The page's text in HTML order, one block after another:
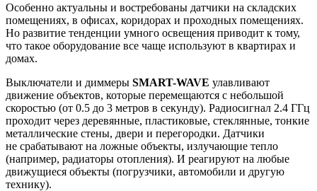
Особенно актуальны и востребованы датчики на складских
помещениях, в офисах, коридорах и проходных помещениях.
Но развитие тенденции умного освещения приводит к тому,
что такое оборудование все чаще используют в квартирах и
домах.
Выключатели и диммеры SMART-WAVE улавливают
движение объектов, которые перемещаются с небольшой
скоростью (от 0.5 до 3 метров в секунду). Радиосигнал 2.4 ГГц
проходит через деревянные, пластиковые, стеклянные, тонкие
металлические стены, двери и перегородки. Датчики
не срабатывают на ложные объекты, излучающие тепло
(например, радиаторы отопления). И реагируют на любые
движущиеся объекты (погрузчики, автомобили и другую
технику).